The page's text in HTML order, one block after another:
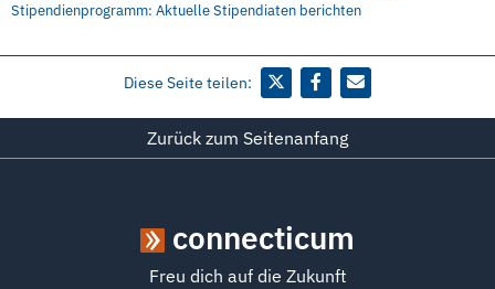
Stipendienprogramm: Aktuelle Stipendiaten berichten
Diese Seite teilen:
Zurück zum Seitenanfang
connecticum
Freu dich auf die Zukunft